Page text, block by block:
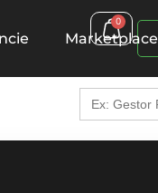
Marketplace
0
Search
for: